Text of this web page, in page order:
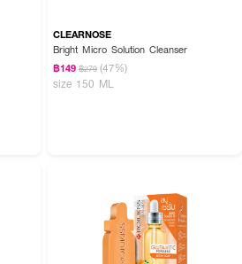
CLEARNOSE
Bright Micro Solution Cleanser
฿149 ฿279 (47%)
size 150 ML